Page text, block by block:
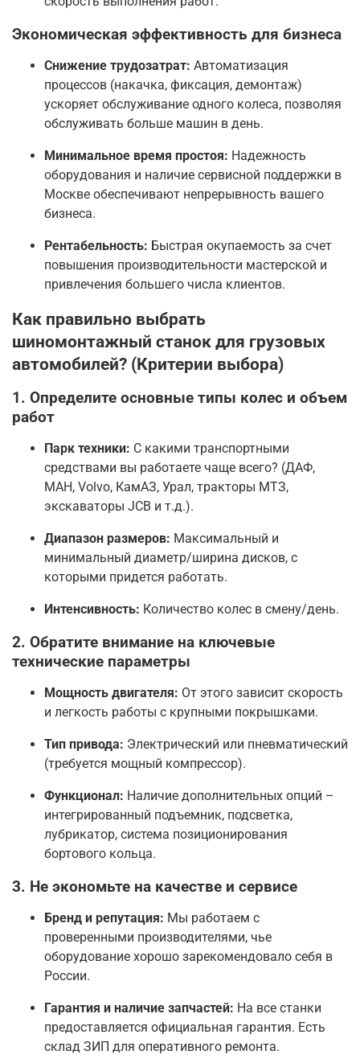
Экономическая эффективность для бизнеса
Снижение трудозатрат: Автоматизация
процессов (накачка, фиксация, демонтаж)
ускоряет обслуживание одного колеса, позволяя
обслуживать больше машин в день.
Минимальное время простоя: Надежность
оборудования и наличие сервисной поддержки в
Москве обеспечивают непрерывность вашего
бизнеса.
Рентабельность: Быстрая окупаемость за счет
повышения производительности мастерской и
привлечения большего числа клиентов.
Как правильно выбрать
шиномонтажный станок для грузовых
автомобилей? (Критерии выбора)
1. Определите основные типы колес и объем
работ
Парк техники: С какими транспортными
средствами вы работаете чаще всего? (ДАФ,
МАН, Volvo, КамАЗ, Урал, тракторы МТЗ,
экскаваторы JCB и т.д.).
Диапазон размеров: Максимальный и
минимальный диаметр/ширина дисков, с
которыми придется работать.
Интенсивность: Количество колес в смену/день.
2. Обратите внимание на ключевые
технические параметры
Мощность двигателя: От этого зависит скорость
и легкость работы с крупными покрышками.
Тип привода: Электрический или пневматический
(требуется мощный компрессор).
Функционал: Наличие дополнительных опций –
интегрированный подъемник, подсветка,
лубрикатор, система позиционирования
бортового кольца.
3. Не экономьте на качестве и сервисе
Бренд и репутация: Мы работаем с
проверенными производителями, чье
оборудование хорошо зарекомендовало себя в
России.
Гарантия и наличие запчастей: На все станки
предоставляется официальная гарантия. Есть
склад ЗИП для оперативного ремонта.